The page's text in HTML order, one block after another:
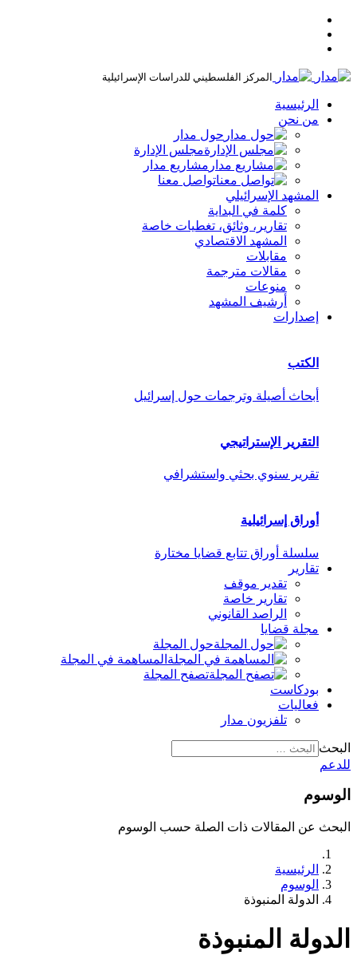
المركز الفلسطيني للدراسات الإسرائيلية
الرئيسية
من نحن
حول مدار
مجلس الإدارة
مشاريع مدار
تواصل معنا
المشهد الإسرائيلي
كلمة في البداية
تقارير، وثائق، تغطيات خاصة
المشهد الاقتصادي
مقابلات
مقالات مترجمة
منوعات
أرشيف المشهد
إصدارات
الكتب
أبحاث أصيلة وترجمات حول إسرائيل
التقرير الإستراتيجي
تقرير سنوي بحثي واستشرافي
أوراق إسرائيلية
سلسلة أوراق تتابع قضايا مختارة
تقارير
تقدير موقف
تقارير خاصة
الراصد القانوني
مجلة قضايا
حول المجلة
المساهمة في المجلة
تصفح المجلة
بودكاست
فعاليات
تلفزيون مدار
البحث
للدعم
الوسوم
البحث عن المقالات ذات الصلة حسب الوسوم
الرئيسية
الوسوم
الدولة المنبوذة
الدولة المنبوذة